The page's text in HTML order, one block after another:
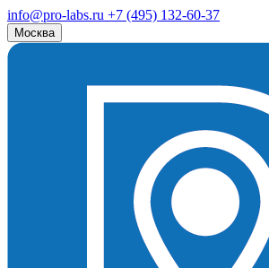
info@pro-labs.ru +7 (495) 132-60-37
Москва